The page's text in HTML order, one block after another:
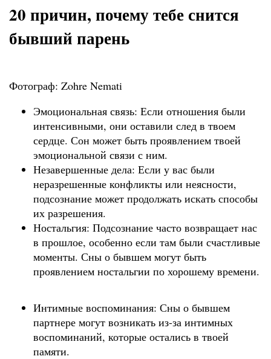
20 причин, почему тебе снится
бывший парень
Фотограф: Zohre Nemati
Эмоциональная связь: Если отношения были
интенсивными, они оставили след в твоем
сердце. Сон может быть проявлением твоей
эмоциональной связи с ним.
Незавершенные дела: Если у вас были
неразрешенные конфликты или неясности,
подсознание может продолжать искать способы
их разрешения.
Ностальгия: Подсознание часто возвращает нас
в прошлое, особенно если там были счастливые
моменты. Сны о бывшем могут быть
проявлением ностальгии по хорошему времени.
Интимные воспоминания: Сны о бывшем
партнере могут возникать из-за интимных
воспоминаний, которые остались в твоей
памяти.